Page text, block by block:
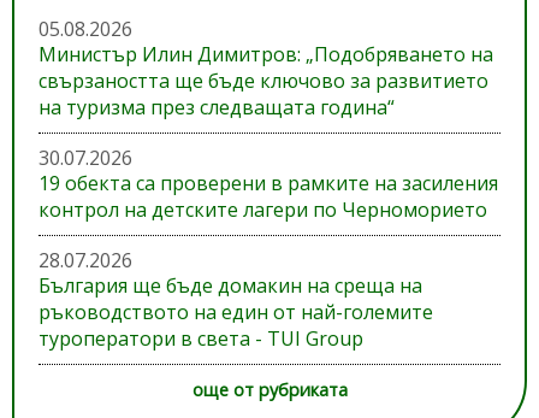
05.08.2026
Министър Илин Димитров: „Подобряването на
свързаността ще бъде ключово за развитието
на туризма през следващата година“
30.07.2026
19 обекта са проверени в рамките на засиления
контрол на детските лагери по Черноморието
28.07.2026
България ще бъде домакин на среща на
ръководството на един от най-големите
туроператори в света - TUI Group
още от рубриката